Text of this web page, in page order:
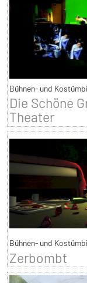
Bühnen- und
Die Schöne
Theater
Bühnen- und
Zerbombt